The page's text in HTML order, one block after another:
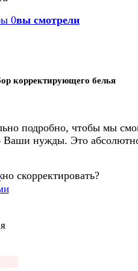
0вы смотрели
корректирующего белья
подробно, чтобы мы
Ваши нужды. Это
скорректировать?